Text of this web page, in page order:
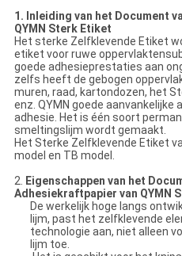
1. Inleiding van het Document
QYMN Sterk Etiket
Het sterke Zelfklevende Etiket
etiket voor ruwe
goede adhesieprestaties aan
zelfs heeft de gebogen
muren, raad, kartondozen, het
enz. QYMN goede
adhesie. Het is één soort
smeltingslijm wordt gemaakt.
Het Sterke Zelfklevende Etiket
model en TB model.
2. Eigenschappen van het
Adhesiekraftpapier van QYMN
De werkelijk hoge langs
lijm, past het zelfklevende
technologie aan, niet alleen
lijm toe.